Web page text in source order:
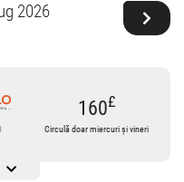
2026
160£
Circulă doar miercuri și vineri